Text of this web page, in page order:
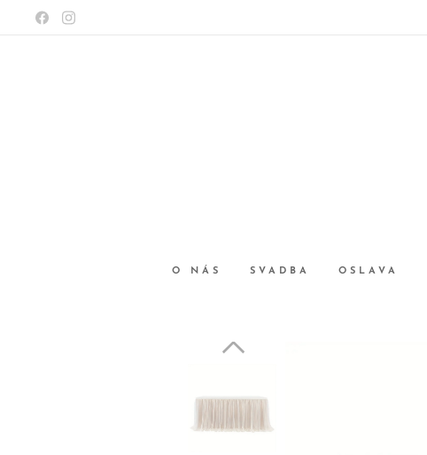
O NÁS SVADBA OSLAVA